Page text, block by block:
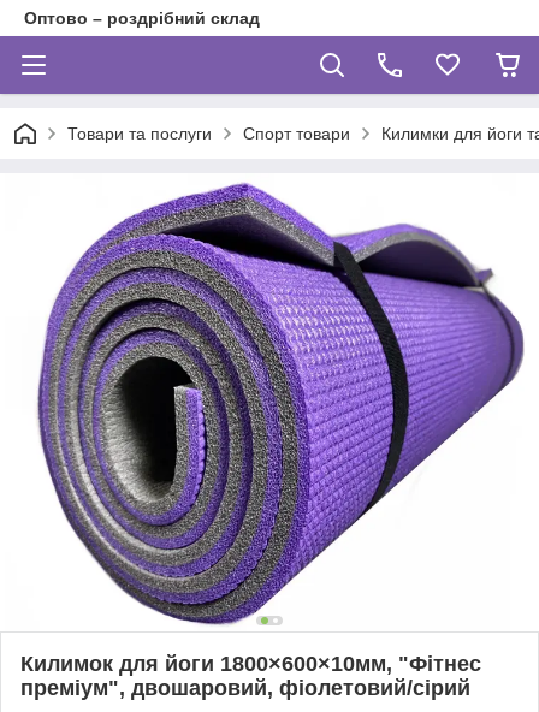
Оптово – роздрібний склад
Товари та послуги Спорт товари Килимки для йоги
Килимок для йоги 1800×600×10мм, "Фітнес
преміум", двошаровий, фіолетовий/сірий